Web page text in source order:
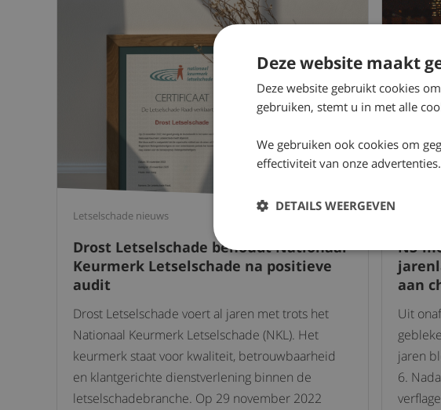
Letselschade nieuws
Drost Letselschade behoudt Nationaal
Keurmerk Letselschade na positieve
audit
Drost Letselschade voert al jaren met trots het
Nationaal Keurmerk Letselschade (NKL). Het
keurmerk staat voor kwaliteit, betrouwbaarheid
en klantgerichte dienstverlening binnen de
letselschadebranche. Op 29 november 2022
NS-
aan
Uit
jaren
6.
Deze website maakt
Deze website gebruikt cookies
gebruiken, stemt u in met alle
We gebruiken ook cookies om
effectiviteit van onze
DETAILS WEERGEVEN